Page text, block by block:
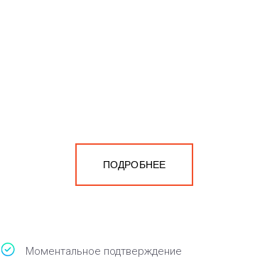
ПОДРОБНЕЕ
Моментальное подтверждение